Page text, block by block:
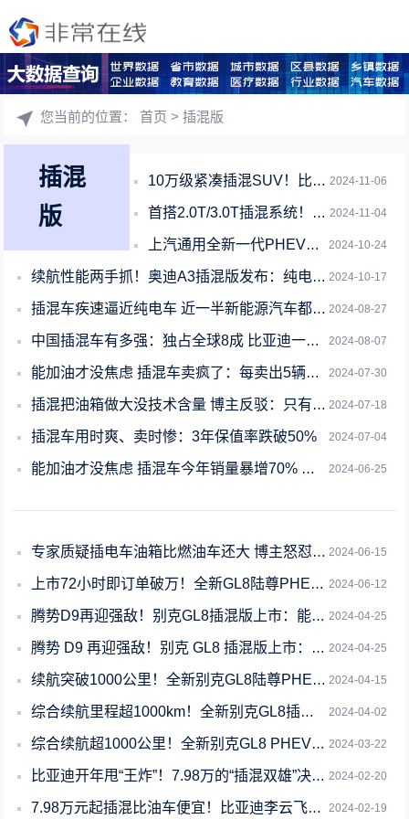
您当前的位置：首页 > 插混版
插混
版
2024-11-06
10万级紧凑插混SUV！比亚迪宋Pro DM-i上市首月销量31780辆
2024-11-04
首搭2.0T/3.0T插混系统！全新奥迪A5 Avant PHEV曝光：2025
2024-10-24
上汽通用全新一代PHEV定名“真龙插混”：串并联双电机
2024-10-17
续航性能两手抓！奥迪A3插混版发布：纯电续航143公里
2024-08-27
插混车疾速逼近纯电车 近一半新能源汽车都能加油了
2024-08-07
中国插混车有多强：独占全球8成 比亚迪一家占4成
2024-07-30
能加油才没焦虑 插混车卖疯了：每卖出5辆车就有1辆
2024-07-18
插混把油箱做大没技术含量 博主反驳：只有好的原生平台才能如此
2024-07-04
插混车用时爽、卖时惨：3年保值率跌破50%
2024-06-25
能加油才没焦虑 插混车今年销量暴增70% 增速是纯电车4倍
2024-06-15
专家质疑插电车油箱比燃油车还大 博主怒怼：强制你加满油才能走了吗
2024-06-12
上市72小时即订单破万！全新GL8陆尊PHEV正式发运并将开启交付
2024-04-25
腾势D9再迎强敌！别克GL8插混版上市：能超过GL8的只有绿牌GL8
2024-04-25
腾势 D9 再迎强敌！别克 GL8 插混版上市：能超过 GL8 的只有绿牌 GL
2024-04-15
续航突破1000公里！全新别克GL8陆尊PHEV开启预订
2024-04-02
综合续航里程超1000km！全新别克GL8插混版动力公布
2024-03-22
综合续航超1000公里！全新别克GL8 PHEV谍照曝光
2024-02-20
比亚迪开年甩“王炸”！7.98万的“插混双雄”决战合资燃油车
2024-02-19
7.98万元起插混比油车便宜！比亚迪李云飞：谁还会买燃油车呢